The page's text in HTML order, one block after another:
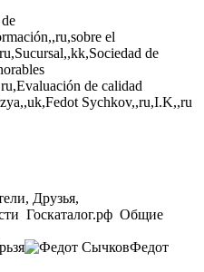
el
de
de calidad
Sychkov,,ru,I.K,,ru
Друзья,
Госкаталог.рф Общие
Федот